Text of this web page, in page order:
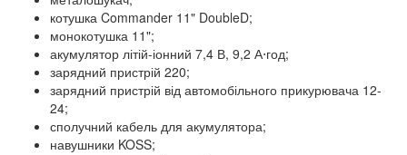
котушка Commander 11" DoubleD;
монокотушка 11";
акумулятор літій-іонний 7,4 В, 9,2 А⋅год;
зарядний пристрій 220;
зарядний пристрій від автомобільного прикурювача 12-
24;
сполучний кабель для акумулятора;
навушники KOSS;